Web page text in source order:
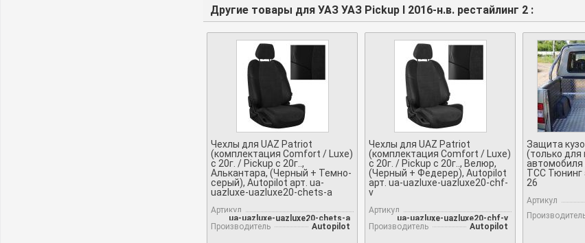
Другие товары для УАЗ УАЗ Pickup I 2016-н.в. рестайлинг 2 :
Чехлы для UAZ Patriot
(комплектация Comfort / Luxe)
c 20г. / Pickup c 20г..,
Алькантара, (Черный + Темно-
серый), Autopilot арт. ua-
uazluxe-uazluxe20-chets-a
Артикул
ua-uazluxe-uazluxe20-chets-a
Производитель
Autopilot
Чехлы для UAZ Patriot
(комплектация Comfort / Luxe)
c 20г. / Pickup c 20г.., Велюр,
(Черный + Федерер), Autopilot
арт. ua-uazluxe-uazluxe20-chf-
v
Артикул
ua-uazluxe-uazluxe20-chf-v
Производитель
Autopilot
Защита
(только для
автомобиля
TCC Тюнинг
26
Артикул